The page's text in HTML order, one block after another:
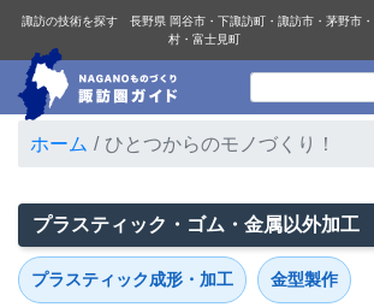
諏訪の技術を探す 長野県 岡谷市・下諏訪町・諏訪市・茅野市
村・富士見町
ホーム ひとつからのモノづくり！
プラスティック・ゴム・金属以外加工
プラスティック成形・加工 金型製作